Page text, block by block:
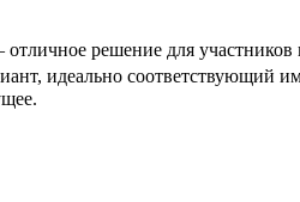
решение для
идеально соответствующий